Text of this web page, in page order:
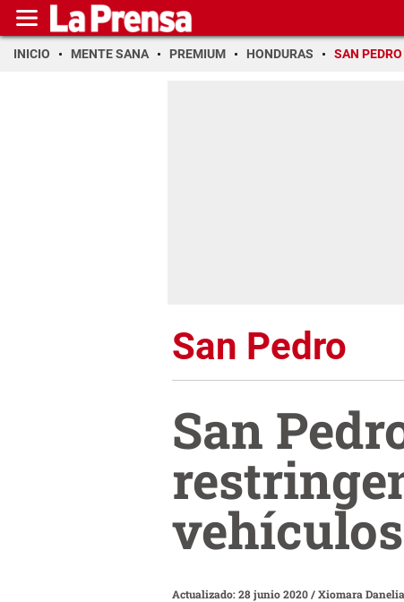
INICIO MENTE SANA PREMIUM HONDURAS SAN PEDRO
San Pedro
San
vehículos
Actualizado: 28 junio 2020/Xiomara